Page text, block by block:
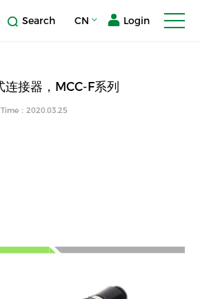
Search CN Login
接器，MCC-F系列
Time：2020.03.25